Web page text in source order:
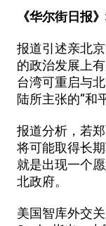
《华尔街日报
报道引述亲北
的政治发展上
台湾可重启与
陆所主张的“和
报道分析，若
将可能取得长
就是出现一个
北政府。
美国智库外交